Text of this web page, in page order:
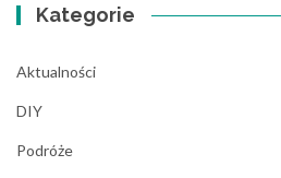
Kategorie
Aktualności
DIY
Podróże